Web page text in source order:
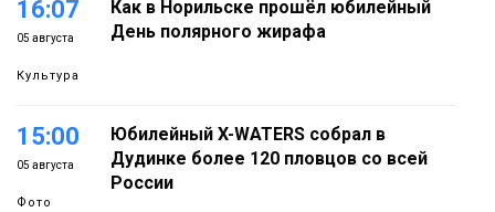
16:07
05 августа
Культура
Как в Норильске прошёл юбилейный
День полярного жирафа
15:00
05 августа
Фото
Юбилейный X-WATERS собрал в
Дудинке более 120 пловцов со всей
России